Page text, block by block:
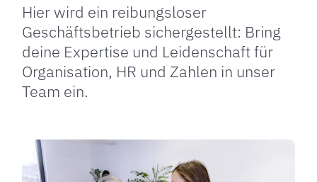
Hier wird ein reibungsloser
Geschäftsbetrieb sichergestellt: Bring
deine Expertise und Leidenschaft für
Organisation, HR und Zahlen in unser
Team ein.